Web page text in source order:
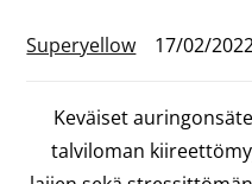
Superyellow 17/02/
Keväiset
talviloman